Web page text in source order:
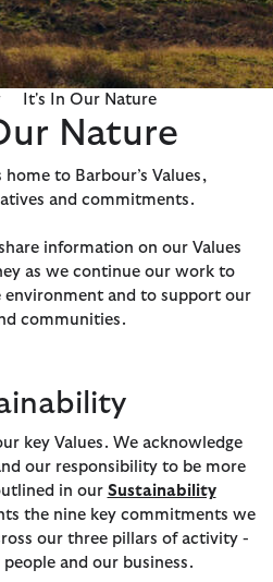
It's In Our Nature
Nature
to Barbour’s Values,
and commitments.
information on our Values
as we continue our work to
environment and to support our
communities.
key Values. We acknowledge
our responsibility to be more
in our Sustainability
the nine key commitments we
our three pillars of activity -
and our business.